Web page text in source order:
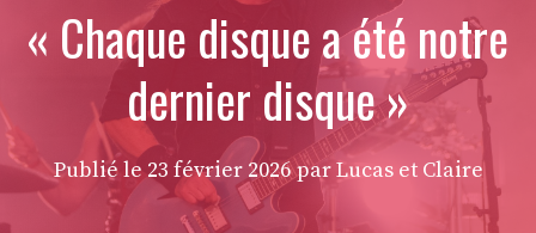
« Chaque disque a été notre
dernier disque »
Publié le23 février 2026 par Lucas et Claire